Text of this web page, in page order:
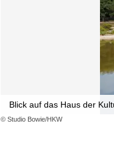
© Studio Bowie/HKW
Blick auf das Haus der